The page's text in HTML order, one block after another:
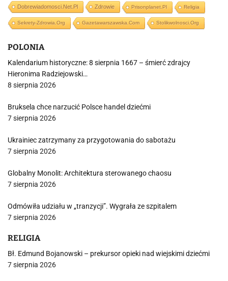
Dobrewiadomosci.net.pl Zdrowie Prisonplanet.pl Religia
Sekrety-Zdrowia.org Gazetawarszawska.com Stolikwolnosci.org
POLONIA
Kalendarium historyczne: 8 sierpnia 1667 – śmierć zdrajcy
Hieronima Radziejowski…
8 sierpnia 2026
Bruksela chce narzucić Polsce handel dziećmi
7 sierpnia 2026
Ukrainiec zatrzymany za przygotowania do sabotażu
7 sierpnia 2026
Globalny Monolit: Architektura sterowanego chaosu
7 sierpnia 2026
Odmówiła udziału w „tranzycji”. Wygrała ze szpitalem
7 sierpnia 2026
RELIGIA
Bł. Edmund Bojanowski – prekursor opieki nad wiejskimi dziećmi
7 sierpnia 2026